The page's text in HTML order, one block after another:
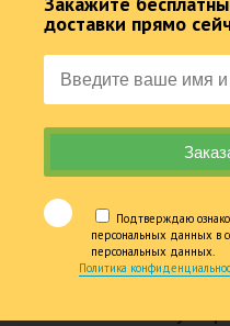
Суммарный опыт
доставки прямо
Подтверждаю
персональных данных в
персональных данных.
Политика